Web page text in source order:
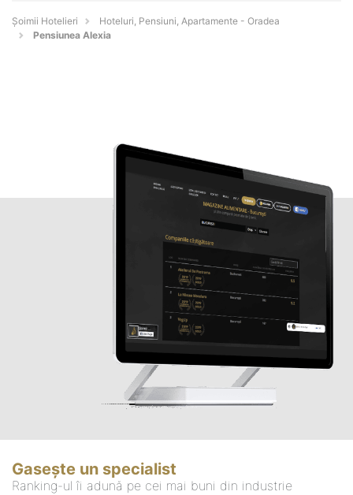
Șoimii Hotelieri
Hoteluri, Pensiuni, Apartamente - Oradea
Pensiunea Alexia
Gasește un specialist
Ranking-ul îi adună pe cei mai buni din industrie